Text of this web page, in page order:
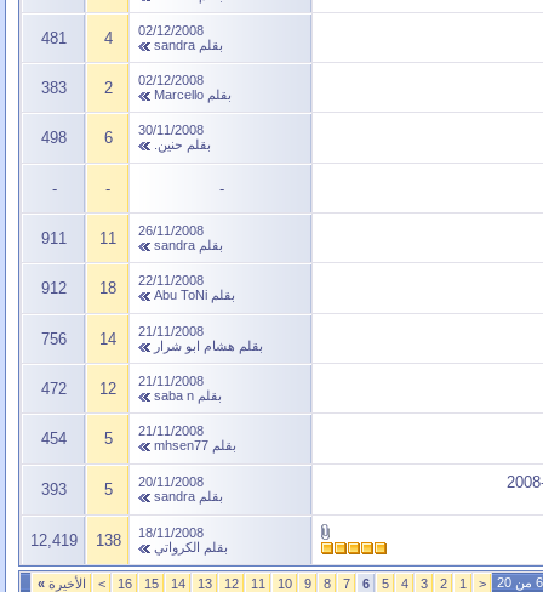
02/12/2008
بقلم sandra
4
481
02/12/2008
بقلم Marcello
2
383
30/11/2008
بقلم حنين. 6
498
-
-
-
26/11/2008
بقلم sandra
11
911
22/11/2008
بقلم Abu ToNi
18
912
21/11/2008
بقلم هشام ابو شرار 14
756
21/11/2008
بقلم saba n
12
472
21/11/2008
بقلم mhsen77
5
454
20/11/2008
بقلم sandra
5
393
18/11/2008
بقلم الكرواتي 138
12,419
<
1
2
3
4
5
6
7
8
9
10
11
12
13
14
15
16
> الأخيرة »